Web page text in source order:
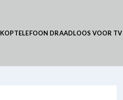
KOPTELEFOON DRAADLOOS VOOR TV